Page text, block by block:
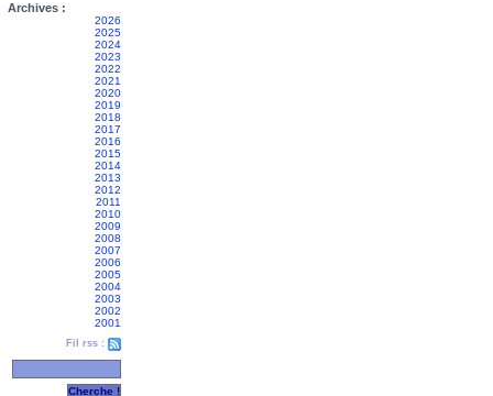
Archives :
2026
2025
2024
2023
2022
2021
2020
2019
2018
2017
2016
2015
2014
2013
2012
2011
2010
2009
2008
2007
2006
2005
2004
2003
2002
2001
Fil rss :